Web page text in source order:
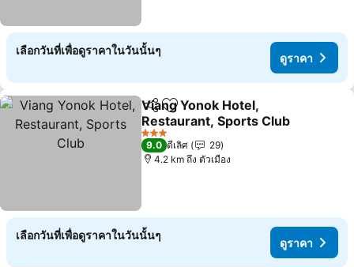
เลือกวันที่เพื่อดูราคาในวันนั้นๆ
ดูราคา
แชร์ เพิ่มในรายการโปรด
Viang Yonok Hotel,
Restaurant, Sports Club
ดูราคา
3 ดาว
9.0 ดีเลิศ
29
4.2 km ถึง ตัวเมือง
เลือกวันที่เพื่อดูราคาในวันนั้นๆ
ดูราคา